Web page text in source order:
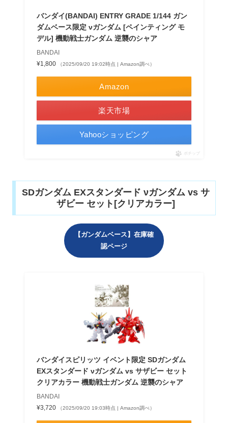
バンダイ(BANDAI) ENTRY GRADE 1/144 ガン
ダムベース限定 νガンダム [ペインティング モ
デル] 機動戦士ガンダム 逆襲のシャア
BANDAI
¥1,800
（2025/09/20 19:02時点 | Amazon調べ）
Amazon
楽天市場
Yahooショッピング
ポチップ
SDガンダム EXスタンダード νガンダム vs サ
ザビー セット[クリアカラー]
【ガンダムベース】在庫確
認ページ
バンダイスピリッツ イベント限定 SDガンダム
EXスタンダード νガンダム vs サザビー セット
クリアカラー 機動戦士ガンダム 逆襲のシャア
BANDAI
¥3,720
（2025/09/20 19:03時点 | Amazon調べ）